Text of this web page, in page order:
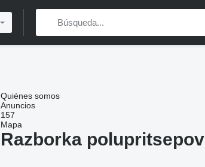
Quiénes somos
Anuncios
157
Mapa
Razborka polupritsepov